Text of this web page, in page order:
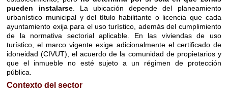
pueden instalarse. La ubicación depende del planeamiento
urbanístico municipal y del título habilitante o licencia que cada
ayuntamiento exija para el uso turístico, además del cumplimiento
de la normativa sectorial aplicable. En las viviendas de uso
turístico, el marco vigente exige adicionalmente el certificado de
idoneidad (CIVUT), el acuerdo de la comunidad de propietarios y
que el inmueble no esté sujeto a un régimen de protección
pública.
Contexto del sector